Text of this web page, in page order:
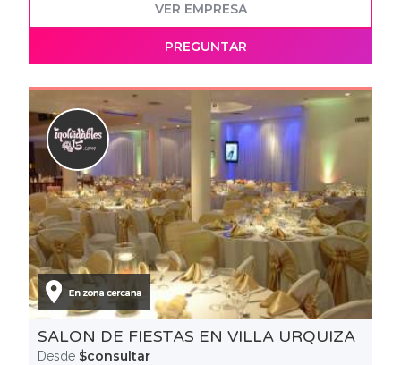
VER EMPRESA
PREGUNTAR
SALON DE FIESTAS EN VILLA URQUIZA
Desde $consultar